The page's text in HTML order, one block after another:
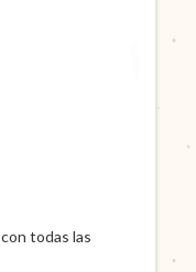
con todas las